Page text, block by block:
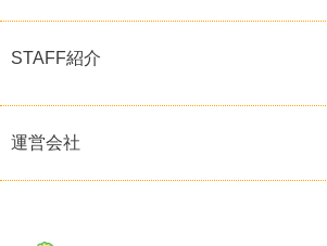
STAFF紹介
運営会社